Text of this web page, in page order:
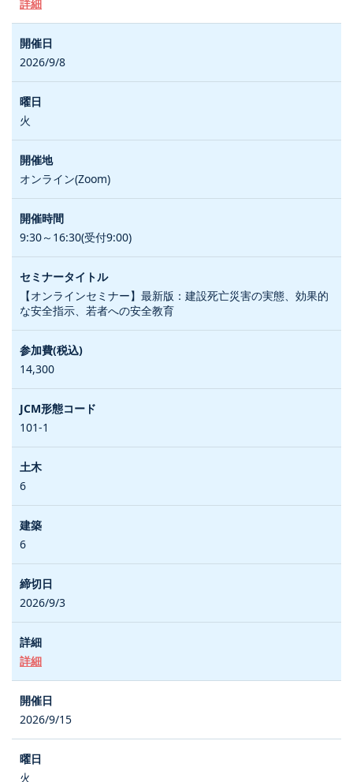
詳細
2026/9/8
火
オンライン(Zoom)
9:30～16:30(受付9:00)
【オンラインセミナー】最新版：建設死亡災害の実態、効果的
な安全指示、若者への安全教育
14,300
101-1
6
6
2026/9/3
詳細
2026/9/15
火